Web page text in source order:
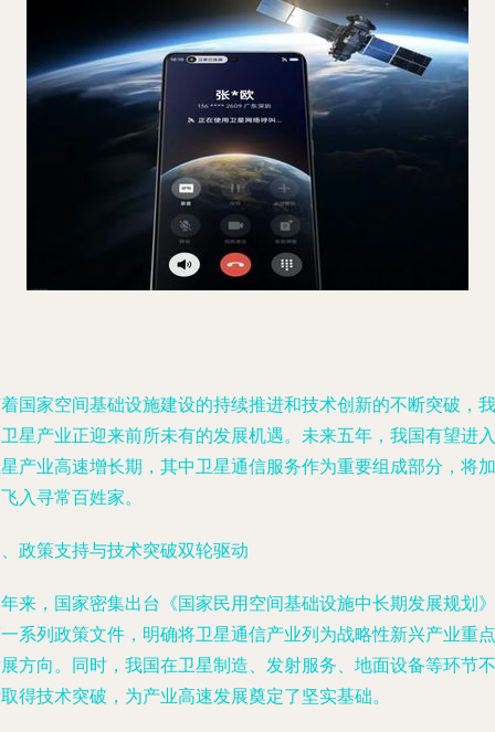
国家空间基础设施建设的持续推进和技术创新的不断突破，我
星产业正迎来前所未有的发展机遇。未来五年，我国有望进入
产业高速增长期，其中卫星通信服务作为重要组成部分，将加
入寻常百姓家。
政策支持与技术突破双轮驱动
来，国家密集出台《国家民用空间基础设施中长期发展规划》
系列政策文件，明确将卫星通信产业列为战略性新兴产业重点
方向。同时，我国在卫星制造、发射服务、地面设备等环节不
得技术突破，为产业高速发展奠定了坚实基础。